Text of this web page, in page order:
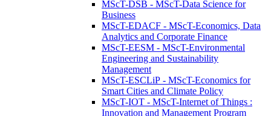
MScT-DSB - MScT-Data Science for
Business
MScT-EDACF - MScT-Economics, Data
Analytics and Corporate Finance
MScT-EESM - MScT-Environmental
Engineering and Sustainability
Management
MScT-ESCLiP - MScT-Economics for
Smart Cities and Climate Policy
MScT-IOT - MScT-Internet of Things :
Innovation and Management Program